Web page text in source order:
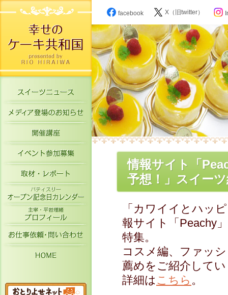
スイーツニュース
メディア登場のお知らせ
開催講座
イベント参加募集
取材・レポート
パティスリーオープン記念日カレン
主宰・平岩理緒プロフィール
お仕事依頼・お問い合わせ
facebook X（旧twitter）
情報サイト「
予想！」スイー
「カワイイとハッ
報サイト「Peachy
特集。
コスメ編、ファッ
薦めをご紹介して
詳細は こちら 。